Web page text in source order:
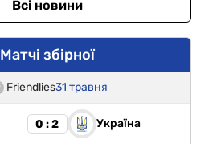
Всі новини
Матчі збірної
Friendlies31 травня
0 : 2 Україна